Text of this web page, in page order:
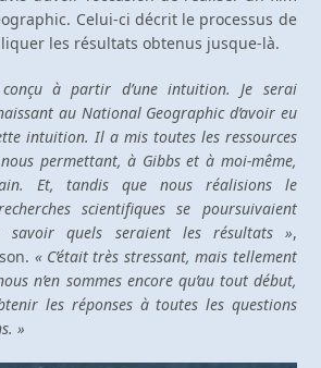
Celui-ci décrit le processus de
les résultats obtenus jusque-là.
à partir d’une intuition. Je serai
au National Geographic d’avoir eu
intuition. Il a mis toutes les ressources
permettant, à Gibbs et à moi-même,
Et, tandis que nous réalisions le
scientifiques se poursuivaient
savoir quels seraient les résultats »,
« C’était très stressant, mais tellement
n’en sommes encore qu’au tout début,
les réponses à toutes les questions
»